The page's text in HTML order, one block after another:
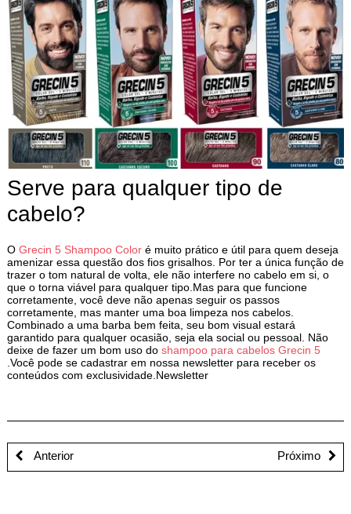
Serve para qualquer tipo de
cabelo?
O Grecin 5 Shampoo Coloré muito prático e útil para quem deseja
amenizar essa questão dos fios grisalhos. Por ter a única função de
trazer o tom natural de volta, ele não interfere no cabelo em si, o
que o torna viável para qualquer tipo.Mas para que funcione
corretamente, você deve não apenas seguir os passos
corretamente, mas manter uma boa limpeza nos cabelos.
Combinado a uma barba bem feita, seu bom visual estará
garantido para qualquer ocasião, seja ela social ou pessoal. Não
deixe de fazer um bom uso do shampoo para cabelos Grecin 5
.Você pode se cadastrar em nossa newsletter para receber os
conteúdos com exclusividade.Newsletter
Anterior Próximo